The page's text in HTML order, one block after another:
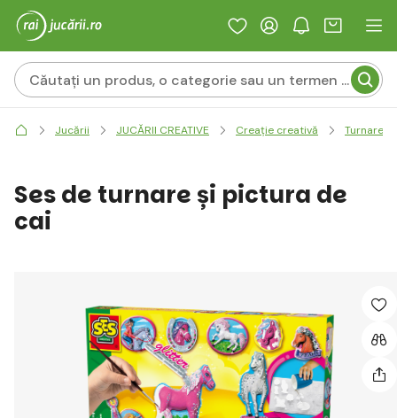
Jucării JUCĂRII CREATIVE Creație creativă Turnarea
Ses de turnare și pictura de
cai